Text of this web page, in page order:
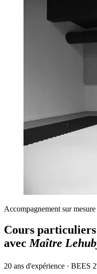
Accompagnement sur
Cours particuliers
avec Maître
20 ans d'expérience · BEES 2